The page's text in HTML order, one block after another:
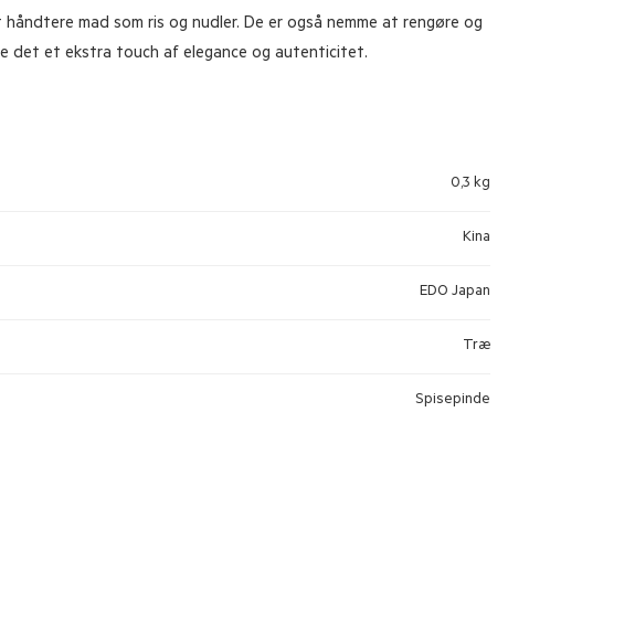
mad som ris og nudler. De er også nemme at rengøre og
det et ekstra touch af elegance og autenticitet.
0,3 kg
Kina
EDO Japan
Træ
Spisepinde